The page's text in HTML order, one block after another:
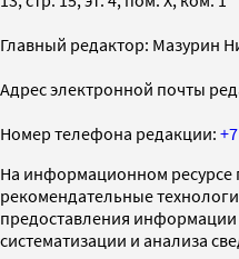
Главный редактор: Мазурин
Адрес электронной почты
Номер телефона редакции:
На информационном ресурсе
рекомендательные
предоставления информации
систематизации и анализа